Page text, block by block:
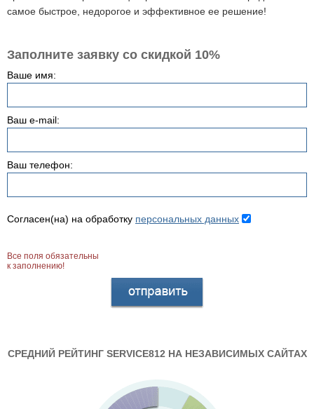
самое быстрое, недорогое и эффективное ее решение!
Заполните заявку со скидкой 10%
Ваше имя:
Ваш e-mail:
Ваш телефон:
Согласен(на) на обработку персональных данных
Все поля обязательны
к заполнению!
СРЕДНИЙ РЕЙТИНГ SERVICE812 НА НЕЗАВИСИМЫХ САЙТАХ